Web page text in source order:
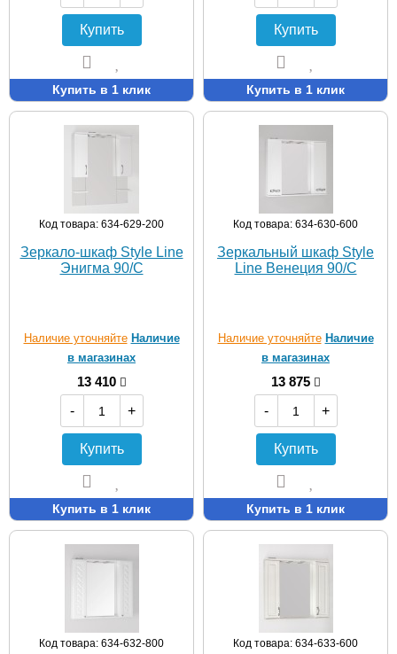
Купить
Купить в 1 клик
Купить
Купить в 1 клик
Код товара: 634-629-200
Зеркало-шкаф Style Line
Энигма 90/С
Наличие уточняйте Наличие
в магазинах
13 410
-
+
Купить
Купить в 1 клик
Код товара: 634-630-600
Зеркальный шкаф Style
Line Венеция 90/С
Наличие уточняйте Наличие
в магазинах
13 875
-
+
Купить
Купить в 1 клик
Код товара: 634-632-800 Код товара: 634-633-600